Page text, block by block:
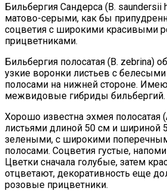
Бильбергия Сандерса (В. saundersii
матово-серыми, как бы
соцветия с широкими красивыми
прицветниками.
Бильбергия полосатая (В. zebrina)
узкие воронки листьев с
полосами на нижней стороне.
межвидовые гибриды бильбергий.
Хорошо известна эхмея полосатая
листьями длиной 50 см и шириной
зелеными, с широкими
полосами. Соцветия густые,
Цветки сначала голубые, затем
отцветают, декоративность еще
розовые прицветники.